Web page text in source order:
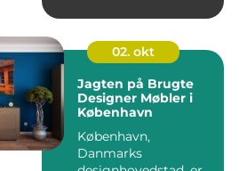
02. okt
Jagten på Brugte
Designer Møbler i
København
København,
Danmarks